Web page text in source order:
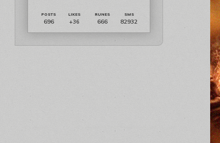
696 +36 666 82932